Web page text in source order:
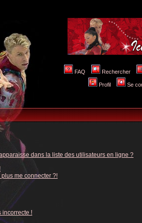
FAQ Rechercher
Profil Se
dans la liste des utilisateurs en ligne ?
me connecter ?!
incorrecte !